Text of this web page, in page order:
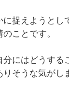
捉えようとし
ことです。
にはどうす
そうな気がし